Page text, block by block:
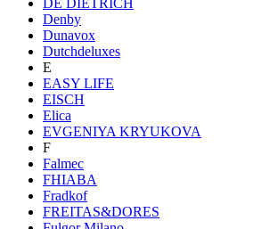
Denby
Dunavox
Dutchdeluxes
E
EASY LIFE
EISCH
Elica
EVGENIYA KRYUKOVA
F
Falmec
FHIABA
Fradkof
FREITAS&DORES